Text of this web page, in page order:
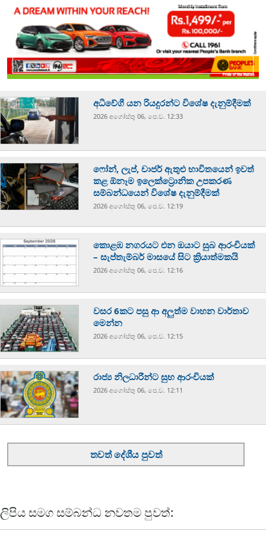
අධිවේගී යන රියදුරන්ට විශේෂ දැනුම්දීමක්
2026 අගෝස්‍තු 06, පෙ.ව. 12:33
ෆෝන්, ලැප්, චාජර් ඇතුළු භාවිතයෙන් ඉවත්
කළ ඕනෑම ඉලෙක්ට්‍රොනික උපකරණ
සම්බන්ධයෙන් විශේෂ දැනුම්දීමක්
2026 අගෝස්‍තු 06, පෙ.ව. 12:19
කොළඹ නගරයට එන ඔයාට සුබ ආරංචියක්
– සැප්තැම්බර් මාසයේ සිට ක්‍රියාත්මකයි
2026 අගෝස්‍තු 06, පෙ.ව. 12:16
වසර 6කට පසු ආ අලුත්ම වාහන වාර්තාව
මෙන්න
2026 අගෝස්‍තු 06, පෙ.ව. 12:15
රාජ්‍ය නිලධාරීන්ට සුභ ආරංචියක්
2026 අගෝස්‍තු 06, පෙ.ව. 12:11
තවත් දේශීය පුවත්
ලිපිය සමග සම්බන්ධ නවතම පුවත්: